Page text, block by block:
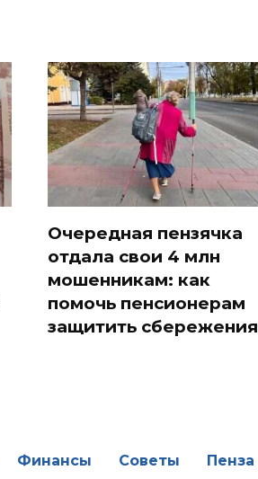
Очередная пензячка
отдала свои 4 млн
мошенникам: как
помочь пенсионерам
защитить сбережения
Финансы Советы Пенза